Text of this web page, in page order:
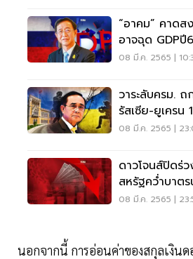
“อาคม” คาดส
อาจฉุด GDPปี
08 มี.ค. 2565 |
วาระลับครม.
รัสเซีย-ยูเครน
08 มี.ค. 2565 |
ดาวโจนส์ปิดร่
สหรัฐคว่ำบาตร
08 มี.ค. 2565 |
นอกจากนี้ การอ่อนค่าของสกุลเงินด